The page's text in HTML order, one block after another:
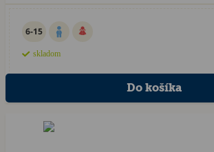
6-15
skladom